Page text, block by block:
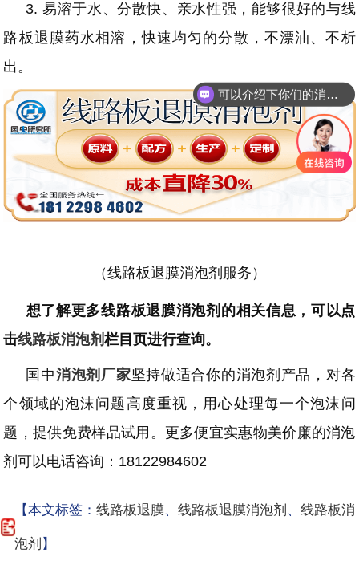
3. 易溶于水、分散快、亲水性强，能够很好的与线
路板退膜药水相溶，快速均匀的分散，不漂油、不析
出。
（线路板退膜消泡剂服务）
想了解更多线路板退膜消泡剂的相关信息，可以点
击线路板消泡剂栏目页进行查询。
国中消泡剂厂家坚持做适合你的消泡剂产品，对各
个领域的泡沫问题高度重视，用心处理每一个泡沫问
题，提供免费样品试用。更多便宜实惠物美价廉的消泡
剂可以电话咨询： 18122984602
【本文标签： 线路板退膜、 线路板退膜消泡剂 、 线路板消
泡剂 】
可以介绍下你们的消泡剂么